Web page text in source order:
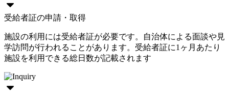
受給者証の申請・取得
施設の利用には受給者証が必要です。自治体による面談や見
学訪問が行われることがあります。受給者証に1ヶ月あたり
施設を利用できる総日数が記載されます